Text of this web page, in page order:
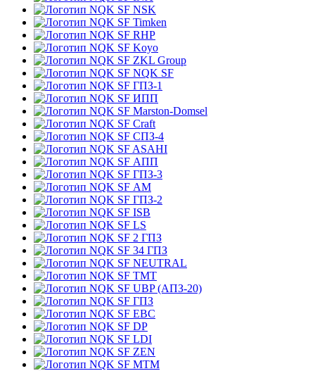
NSK
Timken
RHP
Koyo
ZKL Group
NQK SF
ГПЗ-1
ИПП
Marston-Domsel
Craft
СПЗ-4
ASAHI
АПП
ГПЗ-3
АМ
ГПЗ-2
ISB
LS
2 ГПЗ
34 ГПЗ
NEUTRAL
TMT
UBP (АПЗ-20)
ГПЗ
EBC
DP
LDI
ZEN
MTM